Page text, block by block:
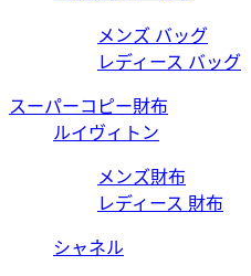
メンズ バッグ
レディース バッグ
スーパーコピー財布
ルイヴィトン
メンズ財布
レディース 財布
シャネル